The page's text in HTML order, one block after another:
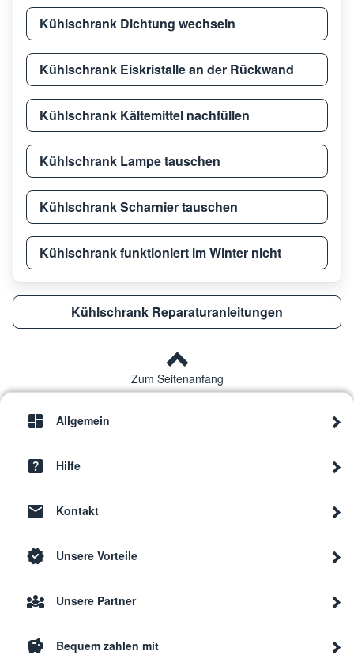
Kühlschrank Dichtung wechseln
Kühlschrank Eiskristalle an der Rückwand
Kühlschrank Kältemittel nachfüllen
Kühlschrank Lampe tauschen
Kühlschrank Scharnier tauschen
Kühlschrank funktioniert im Winter nicht
Kühlschrank Reparaturanleitungen
Zum Seitenanfang
Allgemein
Hilfe
Kontakt
Unsere Vorteile
Unsere Partner
Bequem zahlen mit